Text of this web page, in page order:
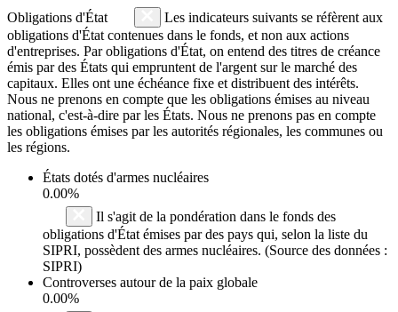
Obligations d'État
Les indicateurs suivants se réfèrent aux
obligations d'État contenues dans le fonds, et non aux actions
d'entreprises. Par obligations d'État, on entend des titres de créance
émis par des États qui empruntent de l'argent sur le marché des
capitaux. Elles ont une échéance fixe et distribuent des intérêts.
Nous ne prenons en compte que les obligations émises au niveau
national, c'est-à-dire par les États. Nous ne prenons pas en compte
les obligations émises par les autorités régionales, les communes ou
les régions.
États dotés d'armes nucléaires
0.00%
Il s'agit de la pondération dans le fonds des
obligations d'État émises par des pays qui, selon la liste du
SIPRI, possèdent des armes nucléaires. (Source des données :
SIPRI)
Controverses autour de la paix globale
0.00%